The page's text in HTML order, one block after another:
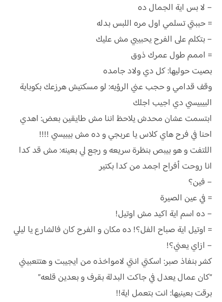
– لا بس اية الجمال ده
= حببتي تسلمي اول مره اللبس بدله
– بتكلم على الفرح يحبيبي مش عليك
= اممم طول عمرك ذوق
بصيت حوليها: كل دي ولاد جامده
وقف قدامي و حجب عني الرؤيه: لو مسكتيش هرزعك بكوباية
البيبيسي دي اجيب اجلك
ابتسمت عشان محدش يلاحظ اننا مش طايقين بعض: اهدي
احنا في فرح هاي كلاس يا عربجي و ده مش بيبيسي !!!!
اللتفت و هو بيبص بنظرة سريعه و رجع لي بعينه: مش قد كدا
انا روحت أفراح اجمد من كدا بكتير
– فين؟
= في عين الصيرة
– ده اسم اية اكيد مش اوتيل!
= اوتيل اية صباح الفل؟! ده مكان و الفرح كان فالشارع يا ليلي
– ازاي يعني؟!
كشر بنفاذ صبر: اسكتي انتي لامواخذه من ايجيبت و هتتعبيني
“كان عمال يعدل في جاكت البدلة بقرف و بعدين قلعه”
برقت بعينيها: انت بتعمل اية!!